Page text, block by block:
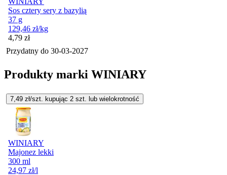
Sos cztery sery z bazylią
37 g
129,46 zł/kg
Cena
4,79 zł
Przydatny do 30-03-2027
Produkty marki WINIARY
7,49 zł/szt. kupując 2 szt. lub wielokrotność
WINIARY
Majonez lekki
300 ml
24,97 zł/l